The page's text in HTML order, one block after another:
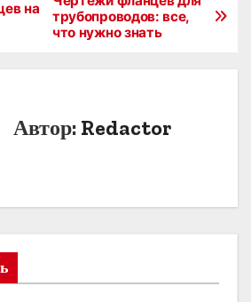
трубопроводов: все,
что нужно знать
на
Автор: Redactor